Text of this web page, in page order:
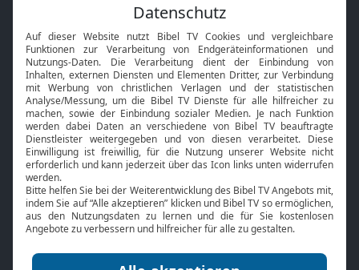
Interviews
Neuigkeiten
Mobile App
Kids App
Smart TV
HbbTV
Bibelthek Online-Bibel
Nächster Gottesdienst
Bibel TV
Über uns
Jobs
Service
Kontakt
TV-Empfang